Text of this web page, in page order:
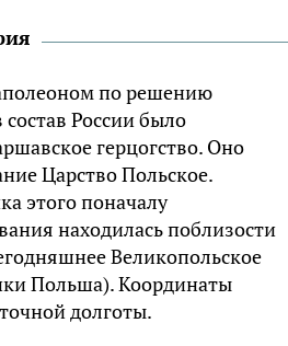
по решению
состав России было
герцогство. Оно
Царство Польское.
этого поначалу
находилась поблизости
Великопольское
Польша). Координаты
долготы.